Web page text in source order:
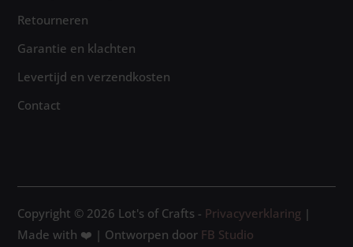
Retourneren
Garantie en klachten
Levertijd en verzendkosten
Contact
Copyright © 2026 Lot's of Crafts - Privacyverklaring |
Made with ❤️ | Ontworpen door FB Studio